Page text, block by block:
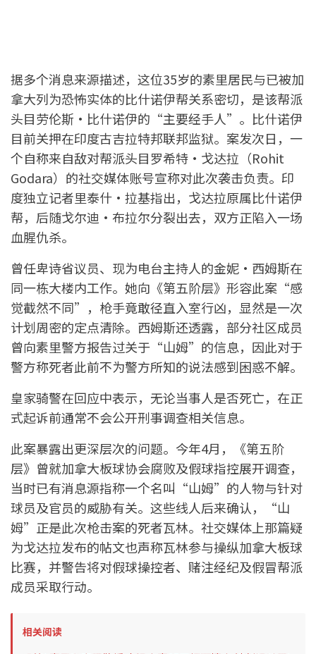
据多个消息来源描述，这位35岁的素里居民与已被加
拿大列为恐怖实体的比什诺伊帮关系密切，是该帮派
头目劳伦斯·比什诺伊的“主要经手人”。比什诺伊
目前关押在印度古吉拉特邦联邦监狱。案发次日，一
个自称来自敌对帮派头目罗希特·戈达拉（Rohit
Godara）的社交媒体账号宣称对此次袭击负责。印
度独立记者里泰什·拉基指出，戈达拉原属比什诺伊
帮，后随戈尔迪·布拉尔分裂出去，双方正陷入一场
血腥仇杀。
曾任卑诗省议员、现为电台主持人的金妮·西姆斯在
同一栋大楼内工作。她向《第五阶层》形容此案“感
觉截然不同”，枪手竟敢径直入室行凶，显然是一次
计划周密的定点清除。西姆斯还透露，部分社区成员
曾向素里警方报告过关于“山姆”的信息，因此对于
警方称死者此前不为警方所知的说法感到困惑不解。
皇家骑警在回应中表示，无论当事人是否死亡，在正
式起诉前通常不会公开刑事调查相关信息。
此案暴露出更深层次的问题。今年4月，《第五阶
层》曾就加拿大板球协会腐败及假球指控展开调查，
当时已有消息源指称一个名叫“山姆”的人物与针对
球员及官员的威胁有关。这些线人后来确认，“山
姆”正是此次枪击案的死者瓦林。社交媒体上那篇疑
为戈达拉发布的帖文也声称瓦林参与操纵加拿大板球
比赛，并警告将对假球操控者、赌注经纪及假冒帮派
成员采取行动。
相关阅读